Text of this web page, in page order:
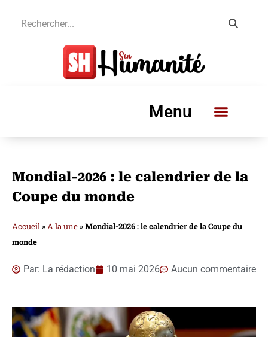
Menu
Mondial-2026 : le calendrier de la
Coupe du monde
Accueil »A la une »Mondial-2026 : le calendrier de la Coupe du
monde
Par: La rédaction 10 mai 2026 Aucun commentaire